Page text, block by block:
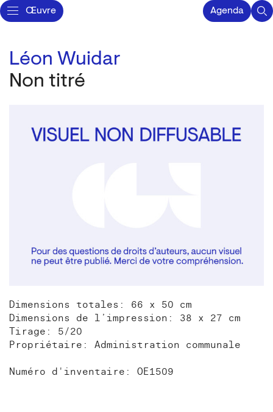
Œuvre Agenda
Léon Wuidar
Non titré
Dimensions totales: 66 x 50 cm
Dimensions de l’impression: 38 x 27 cm
Tirage: 5/20
Propriétaire: Administration communale
Numéro d'inventaire: OE1509